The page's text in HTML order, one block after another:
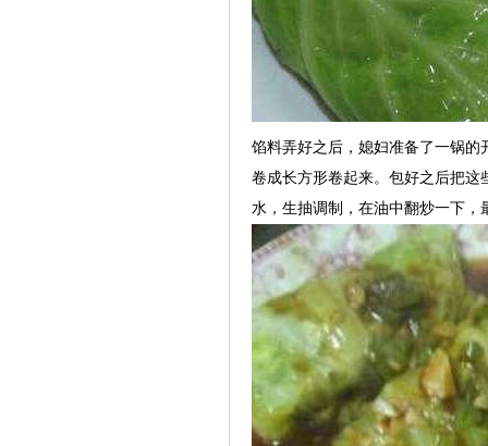
馅料弄好之后，媳妇准备了一锅
卷成长方形卷起来。包好之后把这
水，生抽调制，在油中翻炒一下